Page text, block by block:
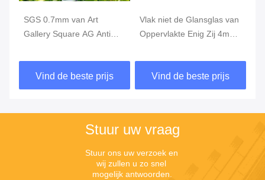
SGS 0.7mm van Art
Gallery Square AG Anti
Aangemaakt Glas
Vind de beste prijs
Vlak niet de Glansglas van
Oppervlakte Enig Zij 4mm
Vind de beste prijs
Stuur uw vraag
Stuur ons uw verzoek en
wij zullen u zo snel
mogelijk antwoorden.